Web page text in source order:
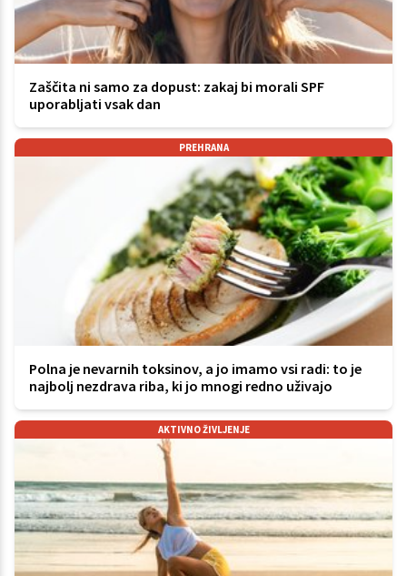
Zaščita ni samo za dopust: zakaj bi morali SPF
uporabljati vsak dan
PREHRANA
Polna je nevarnih toksinov, a jo imamo vsi radi: to je
najbolj nezdrava riba, ki jo mnogi redno uživajo
AKTIVNO ŽIVLJENJE